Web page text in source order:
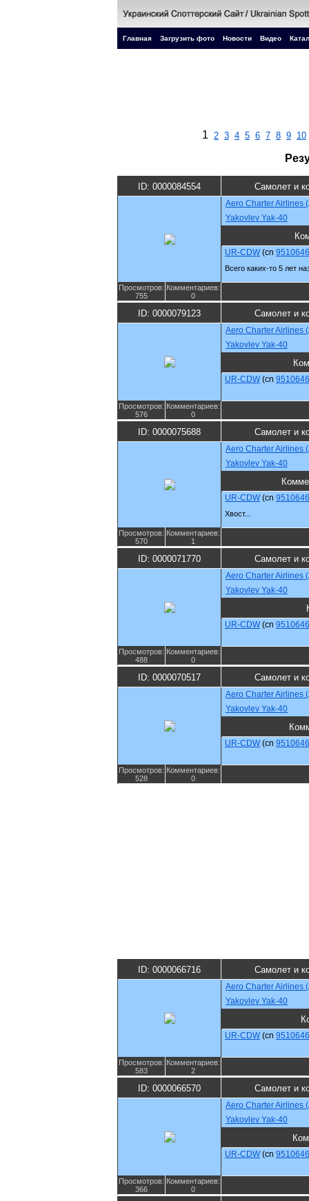
Главная Загрузить фото Новости Видео
1 2 3 4 5 6 7 8 9 10
ID: 0000084554 Самолет и
Aero Charter Airlines
Yakovlev Yak-40
UR-CDW (cn 9510646
Всего каких-то 5 лет
Просмотров:
755
Комментариев:
0
ID: 0000079123 Самолет и
Aero Charter Airlines
Yakovlev Yak-40
UR-CDW (cn 9510646
Просмотров:
576
Комментариев:
0
ID: 0000075688 Самолет и
Aero Charter Airlines
Yakovlev Yak-40
UR-CDW (cn 9510646
Хвост...
Просмотров:
570
Комментариев:
1
ID: 0000071770 Самолет и
Aero Charter Airlines
Yakovlev Yak-40
UR-CDW (cn 9510646
Просмотров:
488
Комментариев:
0
ID: 0000070517 Самолет и
Aero Charter Airlines
Yakovlev Yak-40
UR-CDW (cn 9510646
Просмотров:
528
Комментариев:
0
ID: 0000066716 Самолет и
Aero Charter Airlines
Yakovlev Yak-40
UR-CDW (cn 9510646
Просмотров:
583
Комментариев:
2
ID: 0000066570 Самолет и
Aero Charter Airlines
Yakovlev Yak-40
UR-CDW (cn 9510646
Просмотров:
366
Комментариев:
0